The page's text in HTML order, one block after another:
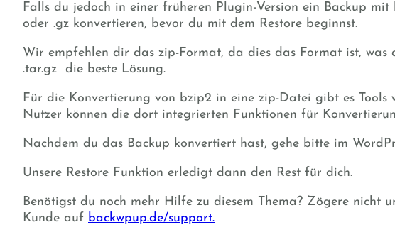
Falls du jedoch in einer früheren Plugin-Version ein Backup mit
oder .gz konvertieren, bevor du mit dem Restore beginnst.
Wir empfehlen dir das zip-Format, da dies das Format ist,
.tar.gz die beste Lösung.
Für die Konvertierung von bzip2 in eine zip-Datei gibt es Tools
Nutzer können die dort integrierten Funktionen für
Nachdem du das Backup konvertiert hast, gehe bitte im
Unsere Restore Funktion erledigt dann den Rest für dich.
Benötigst du noch mehr Hilfe zu diesem Thema? Zögere nicht
Kunde auf backwpup.de/support.